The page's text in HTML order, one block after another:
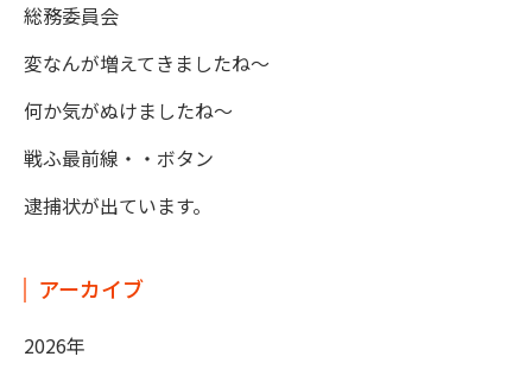
総務委員会
変なんが増えてきましたね～
何か気がぬけましたね～
戦ふ最前線・・ボタン
逮捕状が出ています。
アーカイブ
2026年